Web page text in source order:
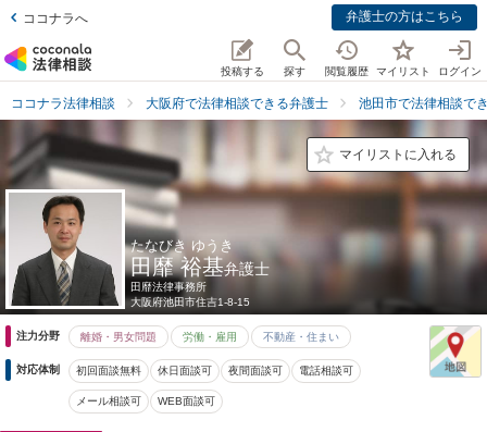
ココナラへ 弁護士の方はこちら
投稿する 探す 閲覧履歴 マイリスト ログイン
ココナラ法律相談 大阪府で法律相談できる弁護士 池田市で法律相談で
マイリストに入れる
たなびき ゆうき
田靡 裕基弁護士
田靡法律事務所
大阪府池田市住吉1-8-15
注力分野 離婚・男女問題 労働・雇用 不動産・住まい
対応体制 初回面談無料 休日面談可 夜間面談可 電話相談可
メール相談可 WEB面談可